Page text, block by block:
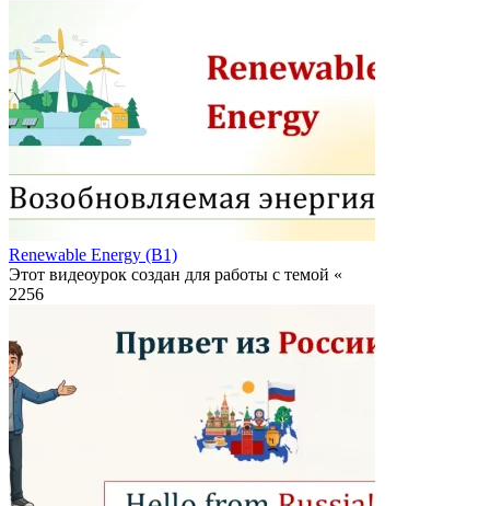
Renewable Energy (B1)
Этот видеоурок создан для работы с темой «
2256